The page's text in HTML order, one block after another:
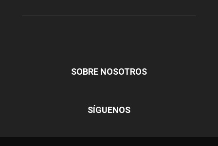
SOBRE NOSOTROS
SÍGUENOS